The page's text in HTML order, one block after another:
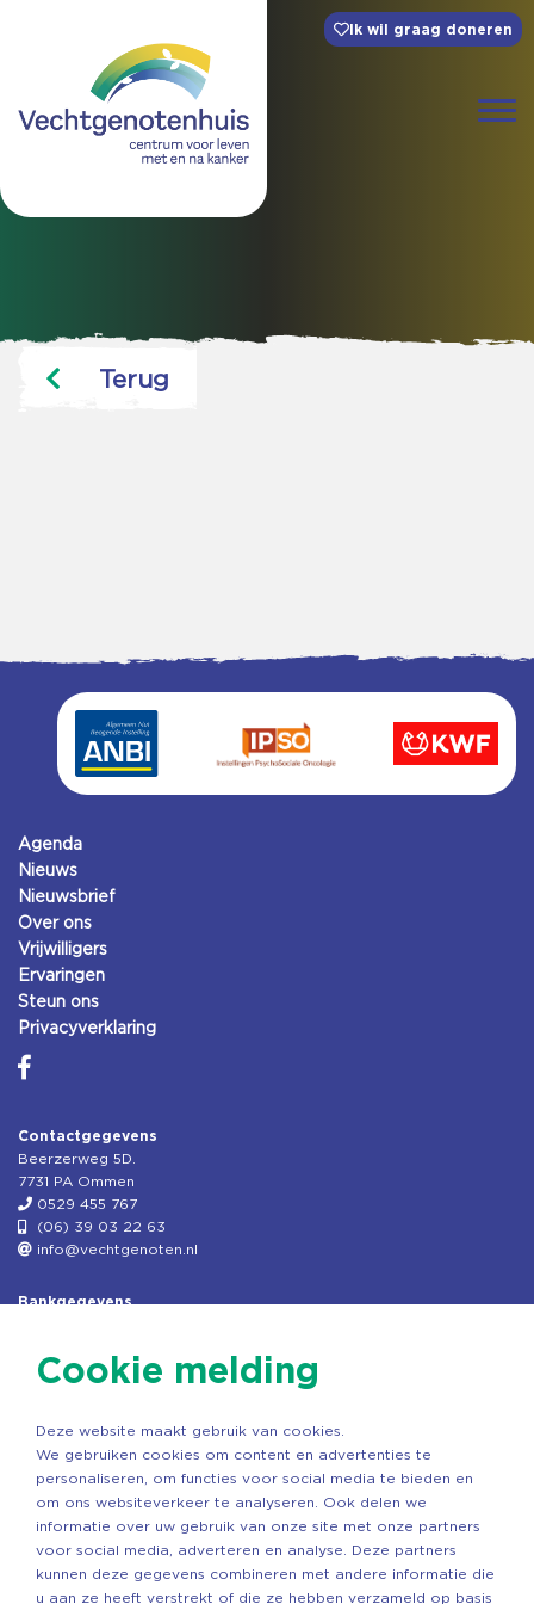
Ik wil graag doneren
Terug
Agenda
Nieuws
Nieuwsbrief
Over ons
Vrijwilligers
Ervaringen
Steun ons
Privacyverklaring
Contactgegevens
Beerzerweg 5D.
7731 PA Ommen
0529 455 767
(06) 39 03 22 63
info@vechtgenoten.nl
Bankgegevens
Rek.nr: NL85RABO0127579230
Copyright ©2026 Vechtgenoten
Cookie melding
Deze website maakt gebruik van cookies.
We gebruiken cookies om content en advertenties te
personaliseren, om functies voor social media te bieden en
om ons websiteverkeer te analyseren. Ook delen we
informatie over uw gebruik van onze site met onze partners
voor social media, adverteren en analyse. Deze partners
kunnen deze gegevens combineren met andere informatie die
u aan ze heeft verstrekt of die ze hebben verzameld op basis